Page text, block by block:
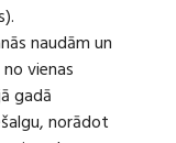
naudām un
vienas
gadā
norādot